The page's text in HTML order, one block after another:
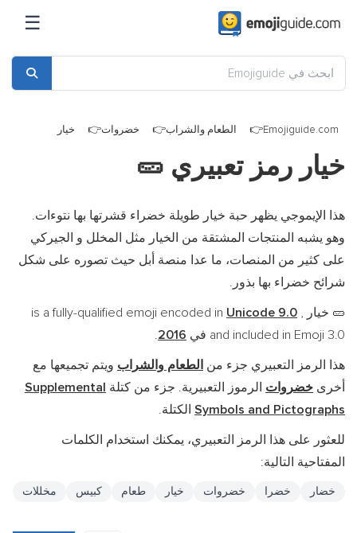
☰
Emojiguide.com الطعام والشراب خضروات خيار
خيار رمز تعبيري 🥒
هذا الإيموجي يظهر حبة خيار طويلة خضراء قشرتها بها نتوءات.
وهو يشبه المنتجات المشتقة من الخيار مثل المخلل و الجيركي
على كثير من المنصات، ما عدا منصة أبل حيث تصوره على شكل
شرائح خضراء بها بذور.
🥒 خيار is a fully-qualified emoji encoded in Unicode 9.0 ,
and included in Emoji 3.0 في
2016
.
هذا الرمز التعبيري جزء من الطعام والشراب ويتم تجميعها مع
أخرى خضروات الرموز التعبيرية. جزء من كتلة Supplemental
Symbols and Pictographs الكتلة.
للعثور على هذا الرمز التعبيري، يمكنك استخدام الكلمات
المفتاحية التالية:
خضار خضرا خضروات خيار طعام كبيس مخللات